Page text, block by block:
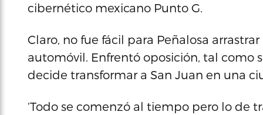
cibernético mexicano Punto G.
Claro, no fue fácil para Peñalosa
automóvil. Enfrentó oposición, tal como
decide transformar a San Juan en una
‘Todo se comenzó al tiempo pero lo de